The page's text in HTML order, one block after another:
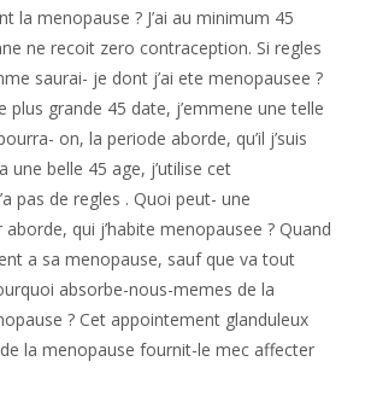
la menopause ? J’ai au minimum 45
ne recoit zero contraception. Si regles
saurai- je dont j’ai ete menopausee ?
plus grande 45 date, j’emmene une telle
on, la periode aborde, qu’il j’suis
une belle 45 age, j’utilise cet
pas de regles . Quoi peut- une
qui j’habite menopausee ? Quand
a sa menopause, sauf que va tout
absorbe-nous-memes de la
? Cet appointement glanduleux
la menopause fournit-le mec affecter